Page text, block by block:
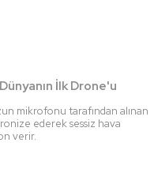
İlk Drone'u
mikrofonu tarafından alınan
ederek sessiz hava
verir.